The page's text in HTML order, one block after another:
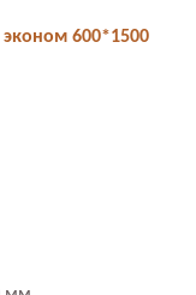
600*1500